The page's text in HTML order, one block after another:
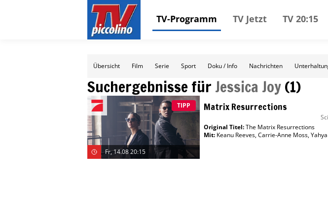
TV-Programm TV Jetzt TV 20:15
Übersicht Film Serie Sport Doku / Info Nachrichten
Suchergebnisse für Jessica Joy(1)
TIPP
Fr, 14.08 20:15
Matrix Resurrections
Original Titel:The Matrix Resurrections
Mit: Keanu Reeves,Carrie-Anne Moss,